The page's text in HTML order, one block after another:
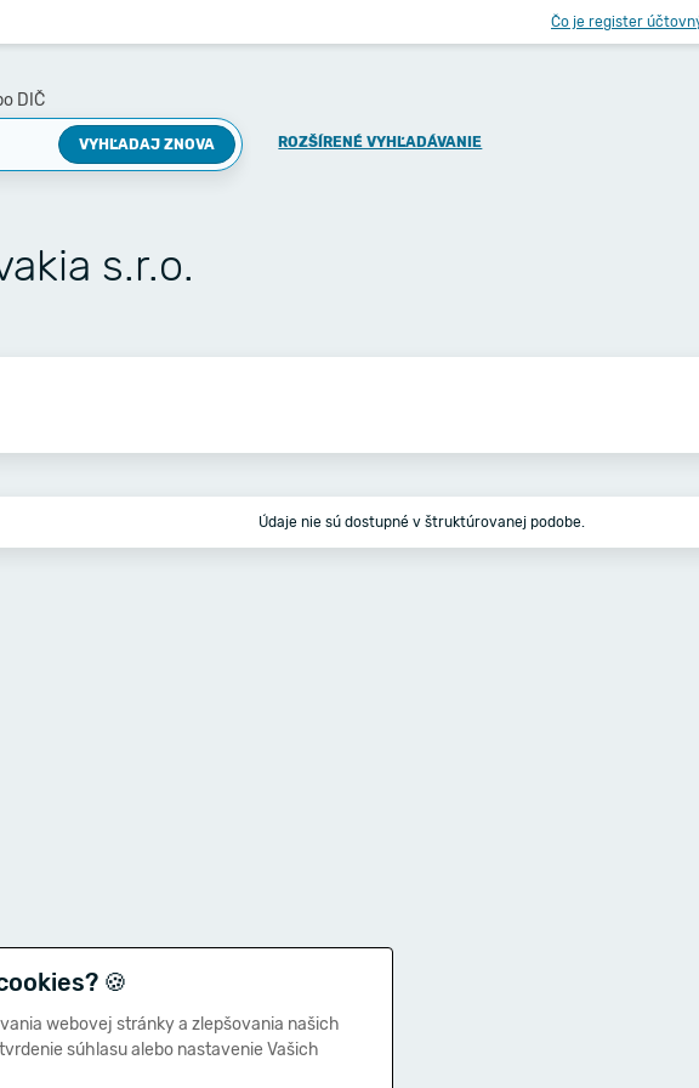
Čo je register
DIČ
VYHĽADAJ ZNOVA ROZŠÍRENÉ VYHĽADÁVANIE
s.r.o.
Údaje nie sú dostupné v štruktúrovanej podobe.
🍪
webovej stránky a zlepšovania našich
súhlasu alebo nastavenie Vašich